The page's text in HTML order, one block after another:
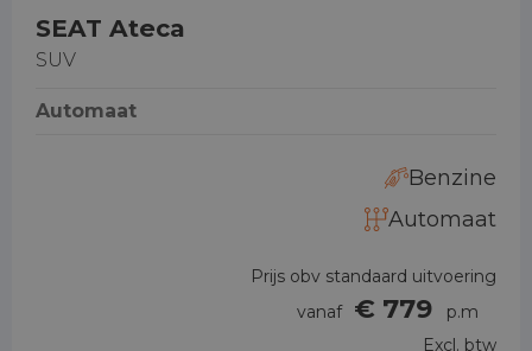
SEAT Ateca
SUV
Automaat
Benzine
Automaat
Prijs obv standaard uitvoering
vanaf € 779
p.m
Excl. btw